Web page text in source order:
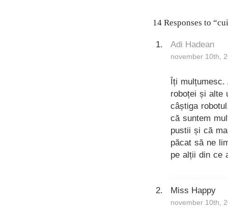
14 Responses to
Adi Hadean
november 10th,
Îți
roboței și alte
câștiga
că suntem
pustii și că
păcat să ne
pe alții din ce
Miss Happy
november 10th,